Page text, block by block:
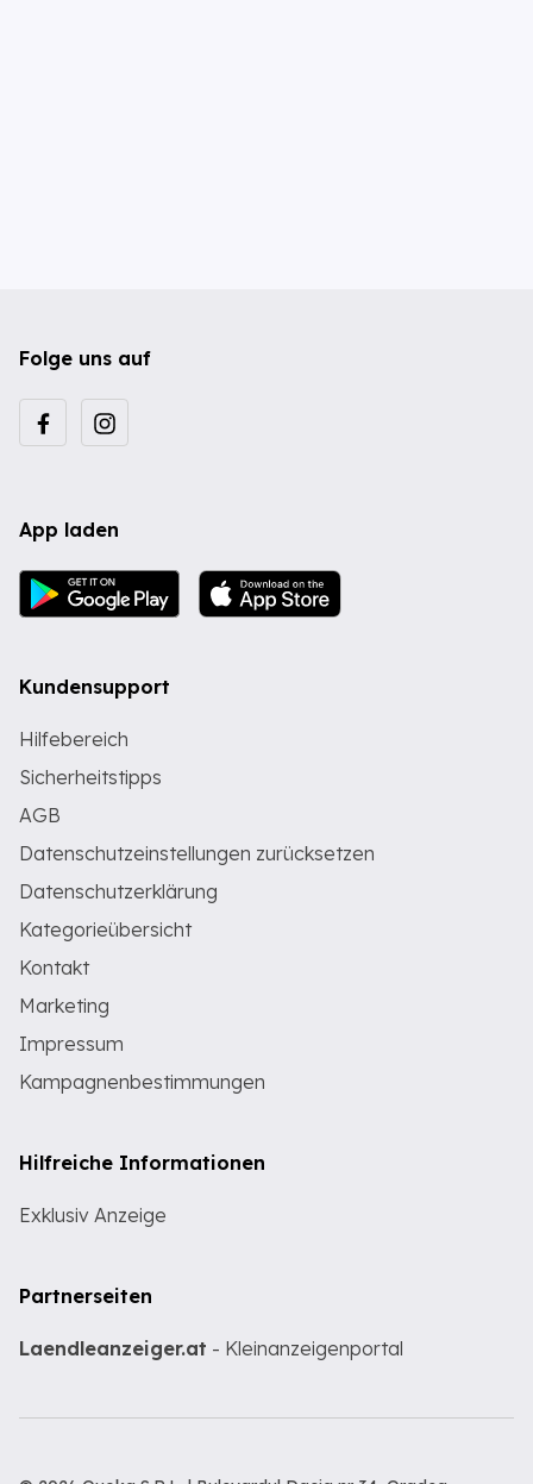
Folge uns auf
App laden
Kundensupport
Hilfebereich
Sicherheitstipps
AGB
Datenschutzeinstellungen zurücksetzen
Datenschutzerklärung
Kategorieübersicht
Kontakt
Marketing
Impressum
Kampagnenbestimmungen
Hilfreiche Informationen
Exklusiv Anzeige
Partnerseiten
Laendleanzeiger.at - Kleinanzeigenportal